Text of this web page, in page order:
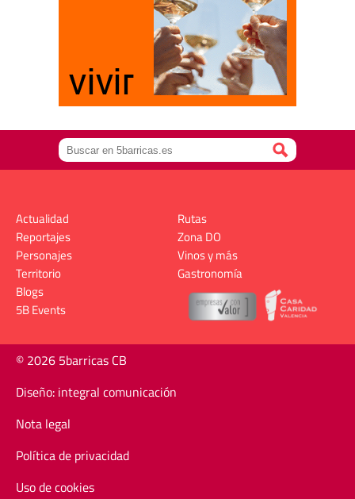
Actualidad
Reportajes
Personajes
Territorio
Rutas
Zona DO
Vinos y más
Gastronomía
Blogs
5B Events
© 2026 5barricas CB
Diseño: integral comunicación
Nota legal
Política de privacidad
Uso de cookies